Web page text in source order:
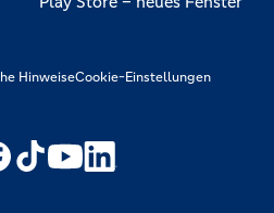
HinweiseCookie-Einstellungen
https://www.youtube.com/
https://